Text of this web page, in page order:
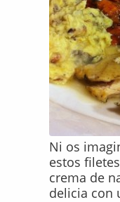
Ni os
estos
crema de
delicia con